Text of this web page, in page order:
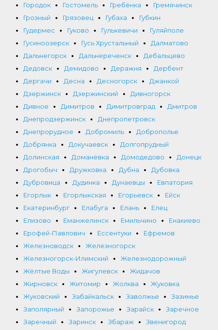
Городок
Гостомель Гребёнка
Гремячинск
Грозный
Грязовец Губаха
Губкин
Гудермес
Гуково Гулькевичи
Гуляйполе
Гусиноозерск
Гусь Хрустальный
Далматово
Дальнегорск
Дальнереченск
Дебальцево
Дедовск
Демидово Деражня
Дербент
Дергачи
Десна Десногорск
Джанкой
Дзержинск
Дзержинский
Дивногорск
Дивное
Димитров Димитровград
Дмитров
Днепродзержинск
Днепропетровск
Днепрорудное
Добромиль
Доброполье
Добрянка
Докучаевск
Долгопрудный
Долинская
Доманёвка Домодедово
Донецк
Дрогобыч
Дружковка Дубна
Дубовка
Дубровица
Дудинка Дунаевцы
Евпатория
Егорлык
Егорлыкская Егорьевск
Ейск
Екатеринбург
Елабуга Елань
Елец
Елизово
Еманжелинск Емильчино
Енакиево
Ерофей-Павлович
Ессентуки
Ефремов
Железноводск
Железногорск
Железногорск-Илимский
Железнодорожный
Жёлтые Воды
Жигулевск
Жидачов
Жирновск
Житомир Жолква
Жуковка
Жуковский
Забайкальск Заволжье
Зазимье
Заполярный
Запорожье Зарайск
Заречное
Заречный
Заринск Збараж Звенигород